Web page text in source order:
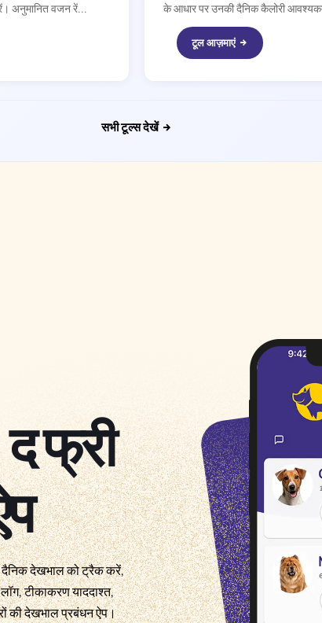
अनुमानित वजन रें...
के आधार पर उनकी दैनिक कैलोरी
टूल आज़माएं
सभी टूल्स देखें
फ्री
दैनिक देखभाल को ट्रैक करें,
टीकाकरण याददाश्त,
की देखभाल प्रबंधन ऐप।